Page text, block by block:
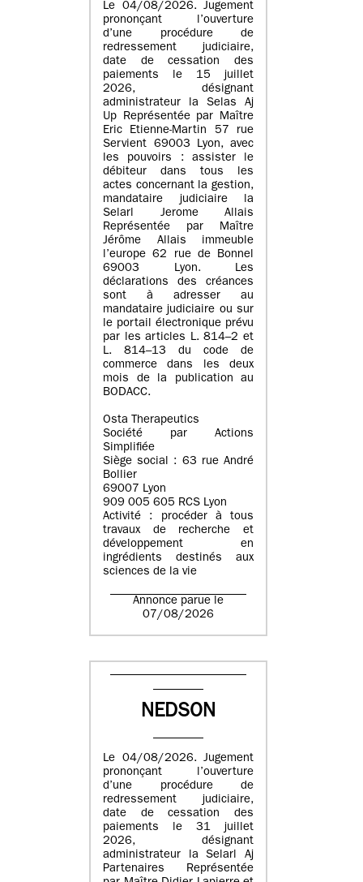
Le 04/08/2026. Jugement
prononçant l’ouverture
d’une procédure de
redressement judiciaire,
date de cessation des
paiements le 15 juillet
2026, désignant
administrateur la Selas Aj
Up Représentée par Maître
Eric Etienne-Martin 57 rue
Servient 69003 Lyon, avec
les pouvoirs : assister le
débiteur dans tous les
actes concernant la gestion,
mandataire judiciaire la
Selarl Jerome Allais
Représentée par Maître
Jérôme Allais immeuble
l’europe 62 rue de Bonnel
69003 Lyon. Les
déclarations des créances
sont à adresser au
mandataire judiciaire ou sur
le portail électronique prévu
par les articles L. 814–2 et
L. 814–13 du code de
commerce dans les deux
mois de la publication au
BODACC.
Osta Therapeutics
Société par Actions
Simplifiée
Siège social : 63 rue André
Bollier
69007 Lyon
909 005 605 RCS Lyon
Activité : procéder à tous
travaux de recherche et
développement en
ingrédients destinés aux
sciences de la vie
Annonce parue le
07/08/2026
NEDSON
Le 04/08/2026. Jugement
prononçant l’ouverture
d’une procédure de
redressement judiciaire,
date de cessation des
paiements le 31 juillet
2026, désignant
administrateur la Selarl Aj
Partenaires Représentée